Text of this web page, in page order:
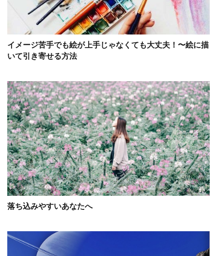
イメージ苦手でも絵が上手じゃなくても大丈夫！〜絵に描
いて引き寄せる方法
落ち込みやすいあなたへ